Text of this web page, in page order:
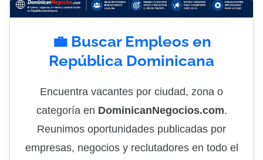
💼 Buscar Empleos en
República Dominicana
Encuentra vacantes por ciudad, zona o
categoría en DominicanNegocios.com.
Reunimos oportunidades publicadas por
empresas, negocios y reclutadores en todo el